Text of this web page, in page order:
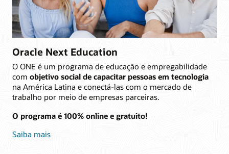
Oracle Next Education
O ONE é um programa de educação e empregabilidade
com objetivo social de capacitar pessoas em tecnologia
na América Latina e conectá-las com o mercado de
trabalho por meio de empresas parceiras.
O programa é 100% online e gratuito!
Saiba mais